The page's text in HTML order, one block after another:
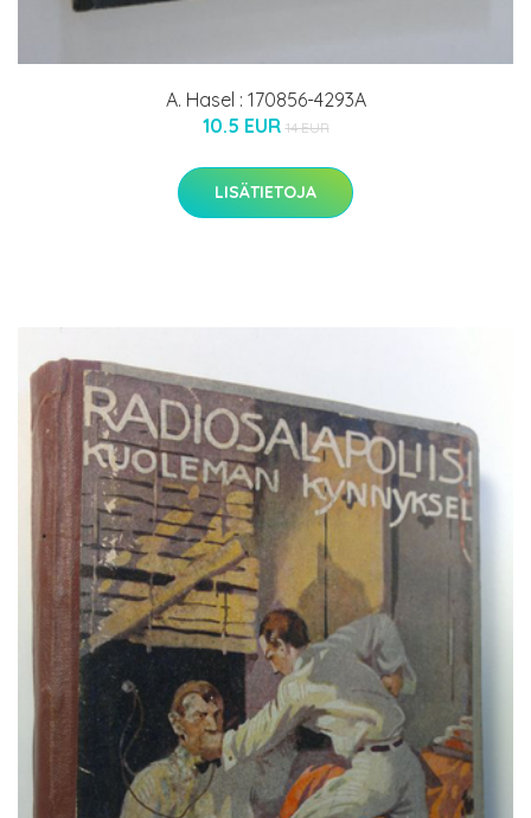
A. Hasel : 170856-4293A
10.5 EUR 14 EUR
LISÄTIETOJA